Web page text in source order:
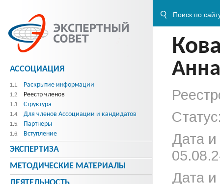
Дата
Дата и
АССОЦИАЦИЯ
1.1. Раскрытие информации
1.2. Реестр членов
1.3. Структура
1.4. Для членов Ассоциации и кандидатов
1.5. Партнеры
1.6. Вступление
ЭКСПЕРТИЗА
МЕТОДИЧЕСКИE МАТЕРИАЛЫ